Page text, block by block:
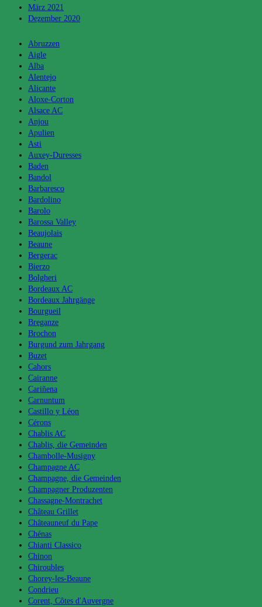
März 2021
Dezember 2020
Kategorien
Abruzzen
Aigle
Alba
Alentejo
Alicante
Aloxe-Corton
Alsace AC
Anjou
Apulien
Asti
Auxey-Duresses
Baden
Bandol
Barbaresco
Bardolino
Barolo
Barossa Valley
Beaujolais
Beaune
Bergerac
Bierzo
Bolgheri
Bordeaux AC
Bordeaux Jahrgänge
Bourgueil
Breganze
Brochon
Burgund zum Jahrgang
Buzet
Cahors
Cairanne
Cariñena
Carnuntum
Castillo y Léon
Cérons
Chablis AC
Chablis, die Gemeinden
Chambolle-Musigny
Champagne AC
Champagne, die Gemeinden
Champagner Produzenten
Chassagne-Montrachet
Château Grillet
Châteauneuf du Pape
Chénas
Chianti Classico
Chinon
Chiroubles
Chorey-les-Beaune
Condrieu
Corent, Côtes d'Auvergne